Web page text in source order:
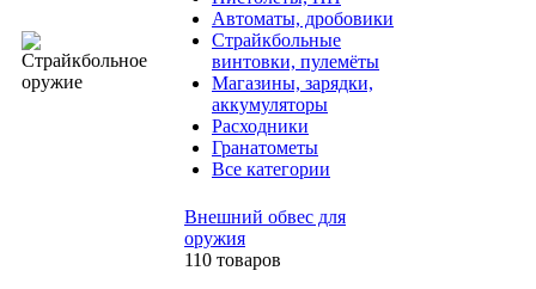
Автоматы, дробовики
Страйкбольные
винтовки, пулемёты
Магазины, зарядки,
аккумуляторы
Расходники
Гранатометы
Все категории
Внешний обвес для
оружия
110 товаров